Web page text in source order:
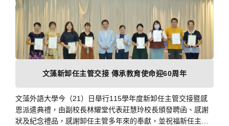
生交換、華語學習、短期研習及招生合作，拓展台日教育合作
網絡。
文藻新卸任主管交接 傳承教育使命迎60周年
文藻外語大學今（21）日舉行115學年度新卸任主管交接暨感
恩派遣典禮，由副校長林耀堂代表莊慧玲校長頒發聘函、感謝
狀及紀念禮品，感謝卸任主管多年來的奉獻，並祝福新任主管